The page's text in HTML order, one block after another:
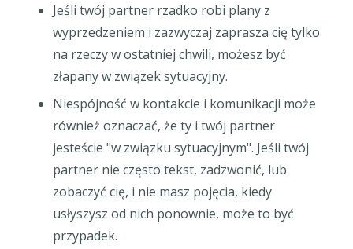
Jeśli twój partner rzadko robi plany z
wyprzedzeniem i zazwyczaj zaprasza cię tylko
na rzeczy w ostatniej chwili, możesz być
złapany w związek sytuacyjny.
Niespójność w kontakcie i komunikacji może
również oznaczać, że ty i twój partner
jesteście "w związku sytuacyjnym". Jeśli twój
partner nie często tekst, zadzwonić, lub
zobaczyć cię, i nie masz pojęcia, kiedy
usłyszysz od nich ponownie, może to być
przypadek.